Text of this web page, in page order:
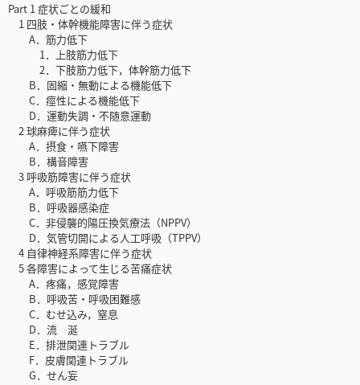
Part 1 症状ごとの緩和
1 四肢・体幹機能障害に伴う症状
A．筋力低下
1．上肢筋力低下
2．下肢筋力低下，体幹筋力低下
B．固縮・無動による機能低下
C．痙性による機能低下
D．運動失調・不随意運動
2 球麻痺に伴う症状
A．摂食・嚥下障害
B．構音障害
3 呼吸筋障害に伴う症状
A．呼吸筋筋力低下
B．呼吸器感染症
C．非侵襲的陽圧換気療法（NPPV）
D．気管切開による人工呼吸（TPPV）
4 自律神経系障害に伴う症状
5 各障害によって生じる苦痛症状
A．疼痛，感覚障害
B．呼吸苦・呼吸困難感
C．むせ込み，窒息
D．流 涎
E．排泄関連トラブル
F．皮膚関連トラブル
G．せん妄